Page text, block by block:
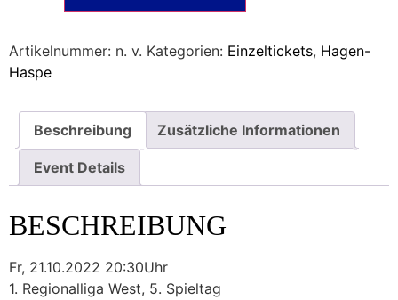
70
Menge
Artikelnummer: n. v. Kategorien: Einzeltickets, Hagen-
Haspe
Beschreibung Zusätzliche Informationen
Event Details
BESCHREIBUNG
Fr, 21.10.2022 20:30Uhr
1. Regionalliga West, 5. Spieltag